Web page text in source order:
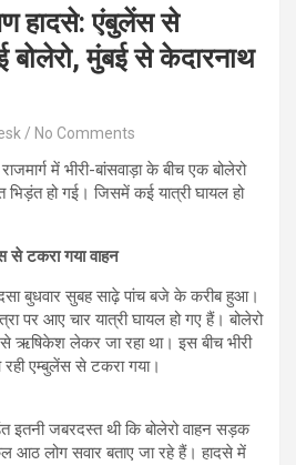
हादसे: एंबुलेंस से
मुंबई से केदारनाथ
No Comments
में भीरी-बांसवाड़ा के बीच एक बोलेरो
हो गई। जिसमें कई यात्री घायल हो
से टकरा गया वाहन
बुधवार सुबह साढ़े पांच बजे के करीब हुआ।
पर आए चार यात्री घायल हो गए हैं। बोलेरो
से ऋषिकेश लेकर जा रहा था। इस बीच भीरी
रही एम्बुलेंस से टकरा गया।
इतनी जबरदस्त थी कि बोलेरो वाहन सड़क
आठ लोग सवार बताए जा रहे हैं। हादसे में